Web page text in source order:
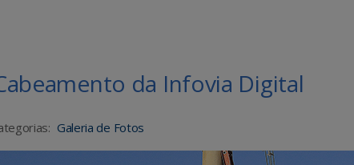
da Infovia Digital
Galeria de Fotos